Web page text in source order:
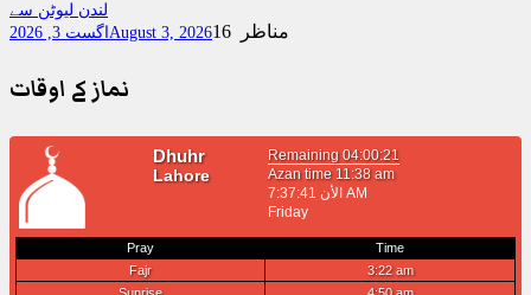
لندن لیوٹن سے
اگست 3, 2026 August 3, 2026 16 مناظر
نماز کے اوقات